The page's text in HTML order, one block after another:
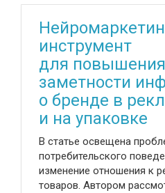
инструмент
для повышения
заметности
о бренде в
и на упаковке
В статье освещена
потребительского
изменение отношения к
товаров. Автором